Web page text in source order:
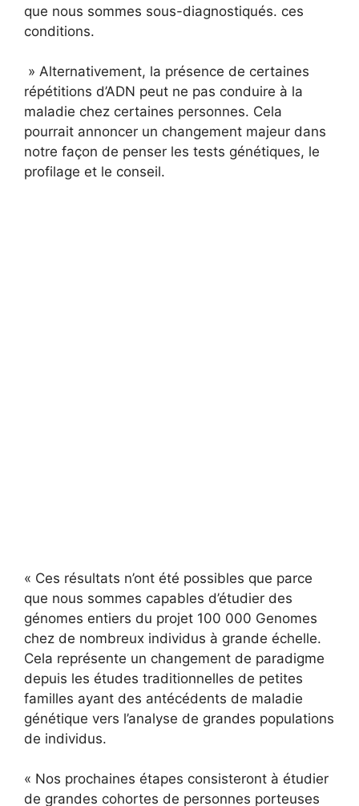
que nous sommes sous-diagnostiqués. ces
conditions.
» Alternativement, la présence de certaines
répétitions d’ADN peut ne pas conduire à la
maladie chez certaines personnes. Cela
pourrait annoncer un changement majeur dans
notre façon de penser les tests génétiques, le
profilage et le conseil.
« Ces résultats n’ont été possibles que parce
que nous sommes capables d’étudier des
génomes entiers du projet 100 000 Genomes
chez de nombreux individus à grande échelle.
Cela représente un changement de paradigme
depuis les études traditionnelles de petites
familles ayant des antécédents de maladie
génétique vers l’analyse de grandes populations
de individus.
« Nos prochaines étapes consisteront à étudier
de grandes cohortes de personnes porteuses